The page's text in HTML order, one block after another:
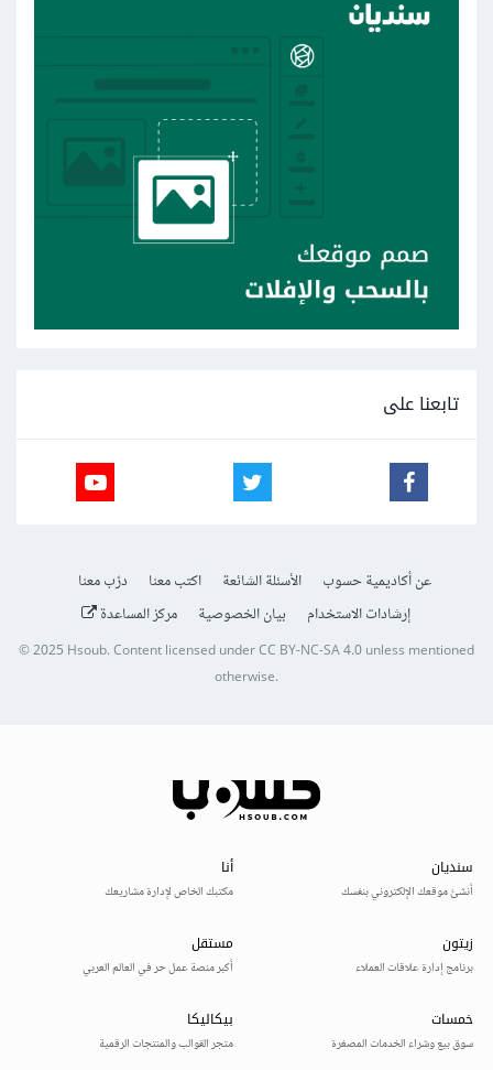
تابعنا على
عن أكاديمية حسوب الأسئلة الشائعة اكتب معنا
درّب معنا
إرشادات الاستخدام
بيان الخصوصية مركز المساعدة
© 2025Hsoub.Content licensed underCC BY-NC-SA 4.0unless mentioned
otherwise.